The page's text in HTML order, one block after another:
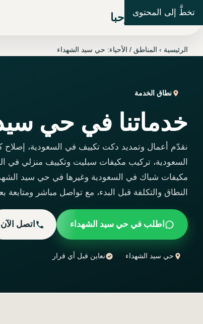
تخطَّ إلى المحتوى
شركة مرحبا
الرئيسية › المناطق / الأحياء: حي سيد الشهداء
نطاق الخدمة
خدماتنا في حي
نقدّم أعمال وتمديد دكت تكييف في السعودية،
السعودية، تركيب مكيفات سبليت وتكييف منزلي في
مكيفات شباك في السعودية وغيرها في حي سيد
النطاق والتكلفة قبل البدء، مع تواصل مباشر ومتابعة
اطلب في حي سيد الشهداء اتصل الآن
حي سيد الشهداء نعاين قبل أي قرار